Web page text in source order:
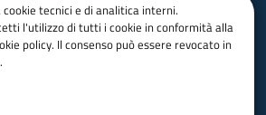
Trasparenza
trasparente
tecnici e di analitica interni.
l'utilizzo di tutti i cookie in conformità alla
policy. Il consenso può essere revocato in